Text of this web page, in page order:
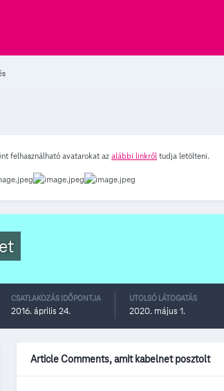
felhasználható avatarokat azalábbi linkről tudja letölteni.
CSATLAKOZÁS IDŐPONTJA
2016. április 24.
UTOLSÓ LÁTOGATÁS
2020. május 1.
Article Comments, amit kabelnet posztolt